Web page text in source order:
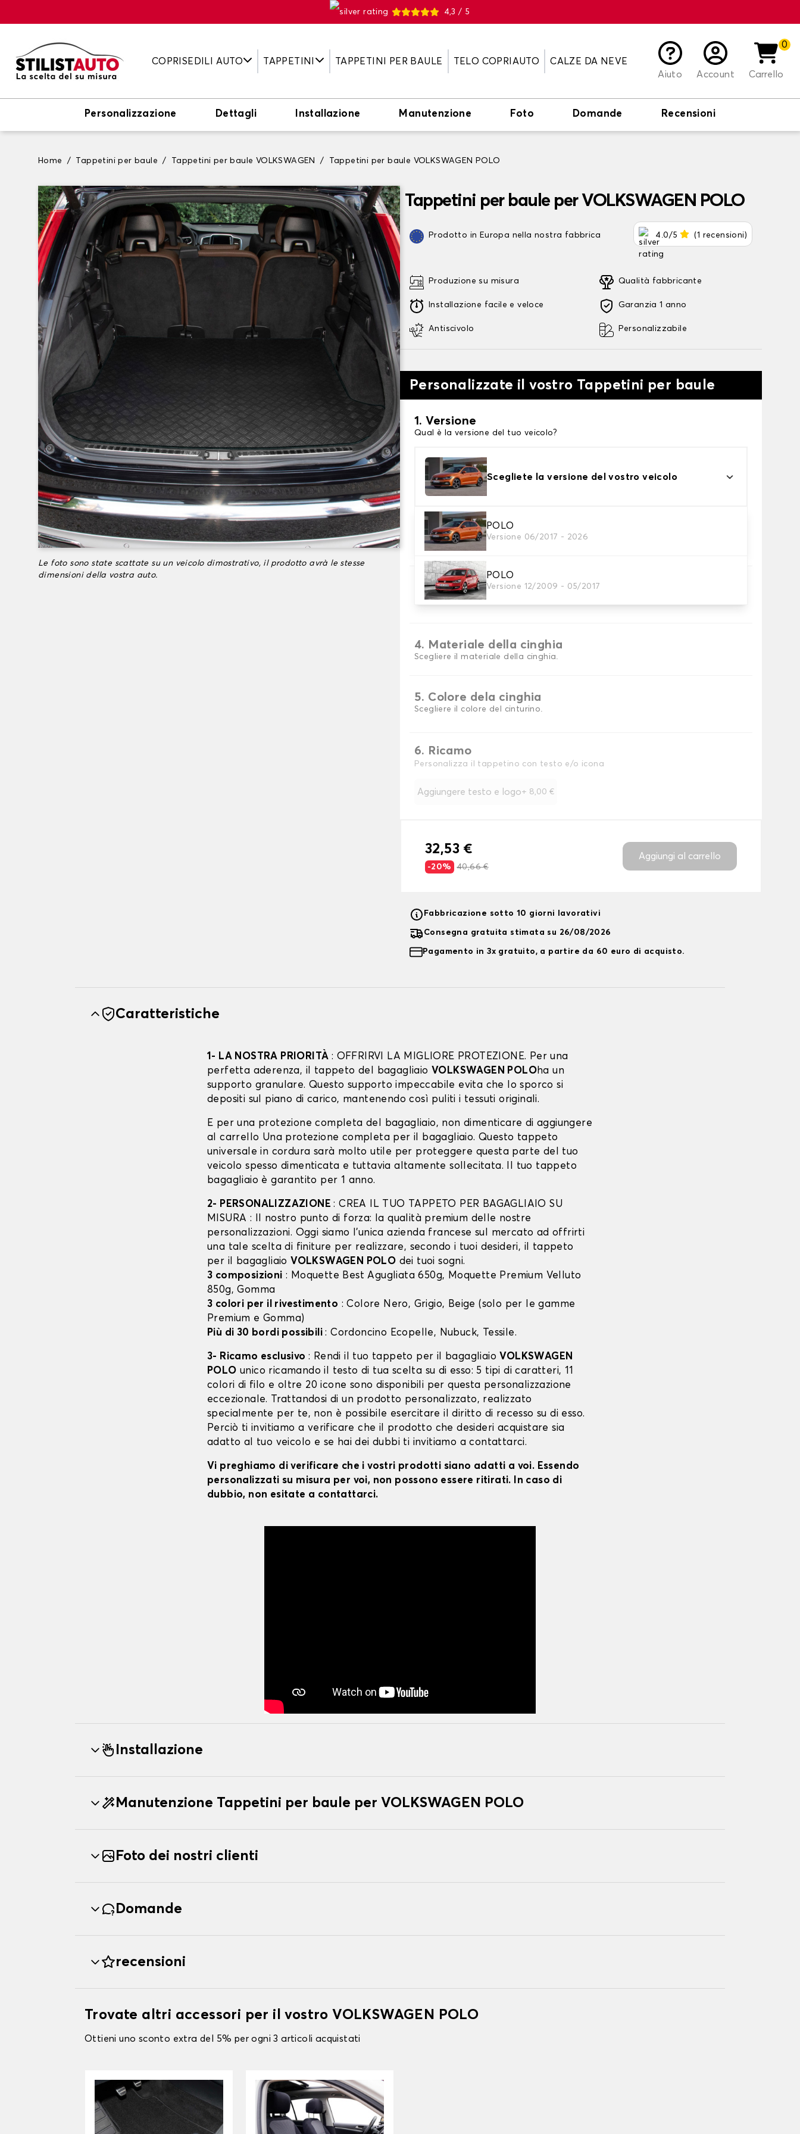
4,3 / 5
COPRISEDILI AUTO TAPPETINI TAPPETINI PER BAULE TELO COPRIAUTO
CALZE DA NEVE
Aiuto
Account
0
Carrello
Personalizzazione Dettagli Installazione Manutenzione Foto Domande Recensioni
Home Tappetini per baule Tappetini per baule VOLKSWAGEN Tappetini per baule VOLKSWAGEN POLO
Le foto sono state scattate su un veicolo dimostrativo, il prodotto avrà le stesse
dimensioni della vostra auto.
Tappetini per baule per VOLKSWAGEN POLO
Prodotto in Europa nella nostra fabbrica 4.0/5 (1 recensioni)
Produzione su misura
Installazione facile e veloce
Antiscivolo
Qualità fabbricante
Garanzia 1 anno
Personalizzabile
Personalizzate il vostro Tappetini per baule
1. Versione
Qual è la versione del tuo veicolo?
Scegliete la versione del vostro veicolo
POLO
Versione 06/2017 - 2026
POLO
Versione 12/2009 - 05/2017
2. Materiale
scegli il materiale del tappetini per baule
3. Colori dei tappetini
Scegli il materiale del tappetino baule.
4. Materiale della cinghia
Scegliere il materiale della cinghia.
5. Colore dela cinghia
Scegliere il colore del cinturino.
6. Ricamo
Personalizza il tappetino con testo e/o icona
Aggiungere testo e logo+ 8,00 €
32,53 €
-20% 40,66 €
Aggiungi al carrello
Fabbricazione sotto 10 giorni lavorativi
Consegna gratuita stimata su 26/08/2026
Pagamento in 3x gratuito, a partire da 60 euro di acquisto.
Caratteristiche
1- LA NOSTRA PRIORITÀ : OFFRIRVI LA MIGLIORE PROTEZIONE. Per una
perfetta aderenza, il tappeto del bagagliaio VOLKSWAGEN POLOha un
supporto granulare. Questo supporto impeccabile evita che lo sporco si
depositi sul piano di carico, mantenendo così puliti i tessuti originali.
E per una protezione completa del bagagliaio, non dimenticare di aggiungere
al carrello Una protezione completa per il bagagliaio. Questo tappeto
universale in cordura sarà molto utile per proteggere questa parte del tuo
veicolo spesso dimenticata e tuttavia altamente sollecitata. Il tuo tappeto
bagagliaio è garantito per 1 anno.
2- PERSONALIZZAZIONE: CREA IL TUO TAPPETO PER BAGAGLIAIO SU
MISURA : Il nostro punto di forza: la qualità premium delle nostre
personalizzazioni. Oggi siamo l’unica azienda francese sul mercato ad offrirti
una tale scelta di finiture per realizzare, secondo i tuoi desideri, il tappeto
per il bagagliaio VOLKSWAGEN POLO dei tuoi sogni.
3 composizioni : Moquette Best Agugliata 650g, Moquette Premium Velluto
850g, Gomma
3 colori per il rivestimento : Colore Nero, Grigio, Beige (solo per le gamme
Premium e Gomma)
Più di 30 bordi possibili: Cordoncino Ecopelle, Nubuck, Tessile.
3- Ricamo esclusivo : Rendi il tuo tappeto per il bagagliaio VOLKSWAGEN
POLO unico ricamando il testo di tua scelta su di esso: 5 tipi di caratteri, 11
colori di filo e oltre 20 icone sono disponibili per questa personalizzazione
eccezionale. Trattandosi di un prodotto personalizzato, realizzato
specialmente per te, non è possibile esercitare il diritto di recesso su di esso.
Perciò ti invitiamo a verificare che il prodotto che desideri acquistare sia
adatto al tuo veicolo e se hai dei dubbi ti invitiamo a contattarci.
Vi preghiamo di verificare che i vostri prodotti siano adatti a voi. Essendo
personalizzati su misura per voi, non possono essere ritirati. In caso di
dubbio, non esitate a contattarci.
Installazione
Manutenzione Tappetini per baule per VOLKSWAGEN POLO
Foto dei nostri clienti
Domande
recensioni
Trovate altri accessori per il vostro VOLKSWAGEN POLO
Ottieni uno sconto extra del 5% per ogni 3 articoli acquistati